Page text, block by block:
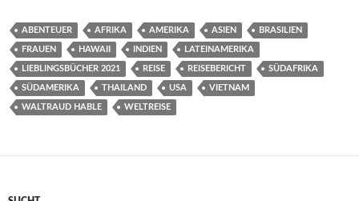
ABENTEUER AFRIKA AMERIKA ASIEN BRASILIEN
FRAUEN HAWAII INDIEN LATEINAMERIKA
LIEBLINGSBÜCHER 2021 REISE REISEBERICHT SÜDAFRIKA
SÜDAMERIKA THAILAND USA VIETNAM
WALTRAUD HABLE WELTREISE